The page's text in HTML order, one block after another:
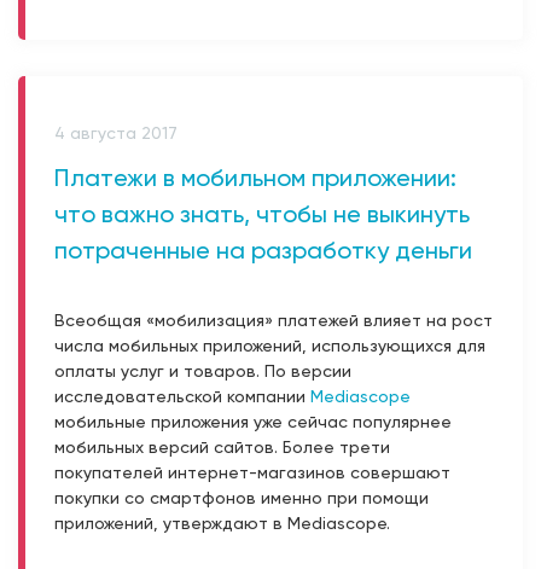
4 августа 2017
Платежи в мобильном приложении:
что важно знать, чтобы не выкинуть
потраченные на разработку деньги
Всеобщая «мобилизация» платежей влияет на рост
числа мобильных приложений, использующихся для
оплаты услуг и товаров. По версии
исследовательской компании Mediascope
мобильные приложения уже сейчас популярнее
мобильных версий сайтов. Более трети
покупателей интернет-магазинов совершают
покупки со смартфонов именно при помощи
приложений, утверждают в Mediascope.